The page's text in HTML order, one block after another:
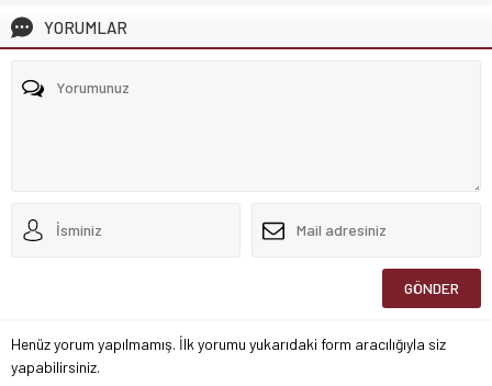
YORUMLAR
Henüz yorum yapılmamış. İlk yorumu yukarıdaki form aracılığıyla siz
yapabilirsiniz.